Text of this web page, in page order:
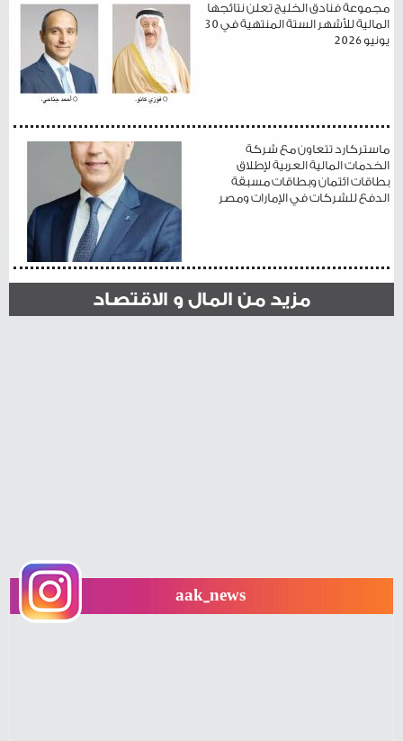
مجموعة فنادق الخليج تعلن نتائجها
المالية للأشهر الستة المنتهية في 30
يونيو 2026
ماستركارد تتعاون مع شركة
الخدمات المالية العربية لإطلاق
بطاقات ائتمان وبطاقات مسبقة
الدفع للشركات في الإمارات ومصر
مزيد من المال و الاقتصاد
aak_news